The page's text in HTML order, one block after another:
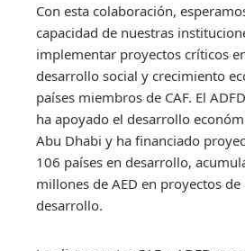
Con esta colaboración,
capacidad de nuestras
implementar proyectos críticos
desarrollo social y crecimiento
países miembros de CAF. El
ha apoyado el desarrollo
Abu Dhabi y ha financiado
106 países en desarrollo,
millones de AED en proyectos
desarrollo.